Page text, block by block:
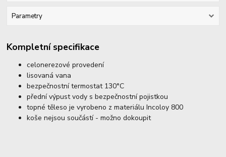
Parametry
Kompletní specifikace
celonerezové provedení
lisovaná vana
bezpečnostní termostat 130°C
přední výpust vody s bezpečnostní pojistkou
topné těleso je vyrobeno z materiálu Incoloy 800
koše nejsou součástí - možno dokoupit